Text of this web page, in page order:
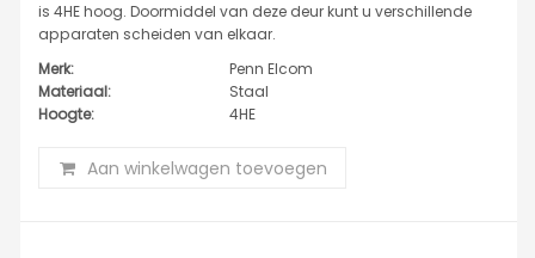
is 4HE hoog. Doormiddel van deze deur kunt u verschillende
apparaten scheiden van elkaar.
Merk:
Penn Elcom
Materiaal:
Staal
Hoogte:
4HE
Aan winkelwagen toevoegen